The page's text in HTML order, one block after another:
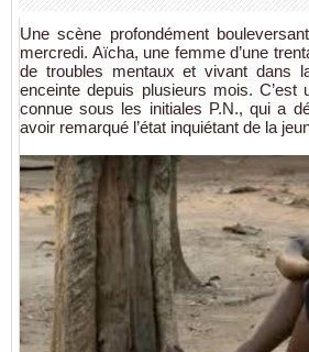
Une scène profondément
mercredi. Aïcha, une femme d’une
de troubles mentaux et vivant dans
enceinte depuis plusieurs mois. C’est
connue sous les initiales P.N., qui a
avoir remarqué l’état inquiétant de la